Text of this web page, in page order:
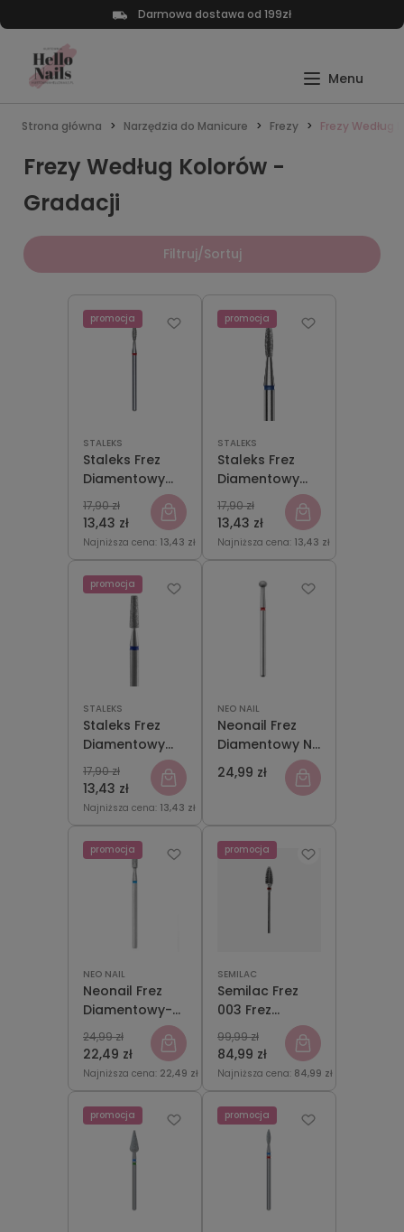
Darmowa dostawa od 199zł
Strona główna Narzędzia do Manicure Frezy Frezy Według
Frezy Według Kolorów -
Gradacji
Filtruj/Sortuj
STALEKS
Staleks Frez
Diamentowy
Płomyk
Czerwony
Expert 2,1 mm
13,43 zł
17,90 zł
Najniższa cena: 13,43 zł
promocja
STALEKS
Staleks Frez
Diamentowy
Płomyk
Niebieski Expert
2,1 mm
13,43 zł
17,90 zł
Najniższa cena: 13,43 zł
promocja
STALEKS
Staleks Frez
Diamentowy
Ścięty Stożek
Niebieski Expert
2,5 mm
13,43 zł
17,90 zł
Najniższa cena: 13,43 zł
promocja
NEO NAIL
Neonail Frez
Diamentowy NN
Ball NO 03/S
24,99 zł
NEO NAIL
Neonail Frez
Diamentowy-
Cylinder NO01
22,49 zł
24,99 zł
Najniższa cena: 22,49 zł
promocja
SEMILAC
Semilac Frez
003 Frez
Węglikowy
Stożek Drobny
84,99 zł
99,99 zł
Najniższa cena: 84,99 zł
promocja
promocja promocja